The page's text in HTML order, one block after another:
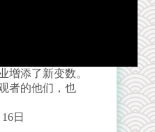
增添了新变数。
者的他们，也
日